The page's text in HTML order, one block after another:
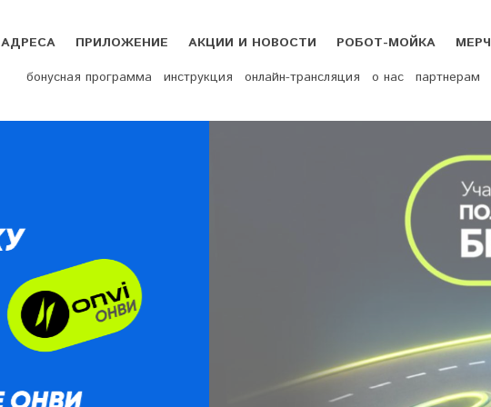
АДРЕСА ПРИЛОЖЕНИЕ АКЦИИ И НОВОСТИ РОБОТ-МОЙКА МЕРЧ
бонусная программа
инструкция онлайн-трансляция о нас партнерам